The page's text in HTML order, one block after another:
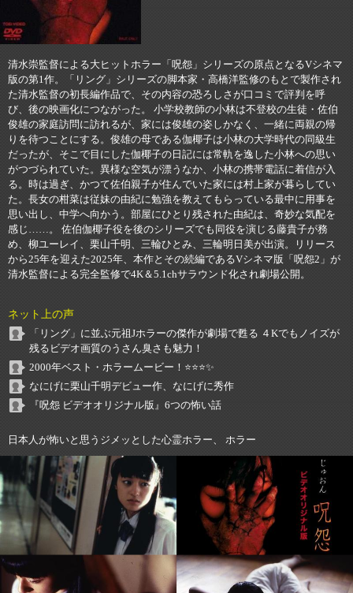
清水崇監督による大ヒットホラー「呪怨」シリーズの原点となるVシネマ
版の第1作。「リング」シリーズの脚本家・高橋洋監修のもとで製作され
た清水監督の初長編作品で、その内容の恐ろしさが口コミで評判を呼
び、後の映画化につながった。 小学校教師の小林は不登校の生徒・佐伯
俊雄の家庭訪問に訪れるが、家には俊雄の姿しかなく、一緒に両親の帰
りを待つことにする。俊雄の母である伽椰子は小林の大学時代の同級生
だったが、そこで目にした伽椰子の日記には常軌を逸した小林への思い
がつづられていた。異様な空気が漂うなか、小林の携帯電話に着信が入
る。時は過ぎ、かつて佐伯親子が住んでいた家には村上家が暮らしてい
た。長女の柑菜は従妹の由紀に勉強を教えてもらっている最中に用事を
思い出し、中学へ向かう。部屋にひとり残された由紀は、奇妙な気配を
感じ……。 佐伯伽椰子役を後のシリーズでも同役を演じる藤貴子が務
め、柳ユーレイ、栗山千明、三輪ひとみ、三輪明日美が出演。リリース
から25年を迎えた2025年、本作とその続編であるVシネマ版「呪怨2」が
清水監督による完全監修で4K＆5.1chサラウンド化され劇場公開。
ネット上の声
「リング」に並ぶ元祖Jホラーの傑作が劇場で甦る ４Kでもノイズが
残るビデオ画質のうさん臭さも魅力！
2000年ベスト・ホラームービー！⭐️⭐️⭐️✨
なにげに栗山千明デビュー作、なにげに秀作
『呪怨 ビデオオリジナル版』6つの怖い話
日本人が怖いと思うジメッとした心霊ホラー、 ホラー